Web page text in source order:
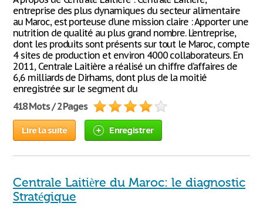
entreprise des plus dynamiques du secteur alimentaire
au Maroc, est porteuse d’une mission claire : Apporter une
nutrition de qualité au plus grand nombre. L’entreprise,
dont les produits sont présents sur tout le Maroc, compte
4 sites de production et environ 4000 collaborateurs. En
2011, Centrale Laitière a réalisé un chiffre d’affaires de
6,6 milliards de Dirhams, dont plus de la moitié
enregistrée sur le segment du
418 Mots / 2 Pages
Lire la suite Enregistrer
Centrale Laitière du Maroc: le diagnostic
Stratégique